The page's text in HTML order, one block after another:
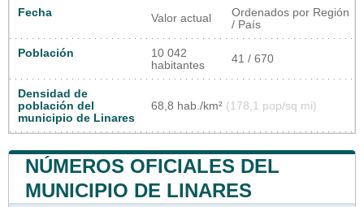
Fecha Valor actual
Ordenados por Región
/ País
Población
10 042
habitantes
41 / 670
Densidad de
población del
municipio de Linares
68,8 hab./km² (178,1 pop/sq mi)
NÚMEROS OFICIALES DEL
MUNICIPIO DE LINARES